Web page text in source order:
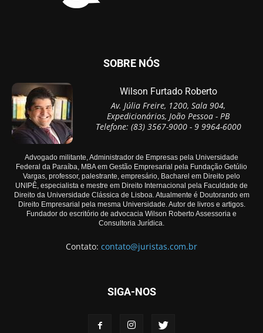
SOBRE NÓS
Wilson Furtado Roberto
Av. Júlia Freire, 1200, Sala 904,
Expedicionários, João Pessoa - PB
Telefone: (83) 3567-9000 - 9 9964-6000
Advogado militante, Administrador de Empresas pela Universidade
Federal da Paraíba, MBA em Gestão Empresarial pela Fundação Getúlio
Vargas, professor, palestrante, empresário, Bacharel em Direito pelo
UNIPÊ, especialista e mestre em Direito Internacional pela Faculdade de
Direito da Universidade Clássica de Lisboa. Atualmente é Doutorando em
Direito Empresarial pela mesma Universidade. Autor de livros e artigos.
Fundador do escritório de advocacia Wilson Roberto Assessoria e
Consultoria Jurídica.
Contato: contato@juristas.com.br
SIGA-NOS